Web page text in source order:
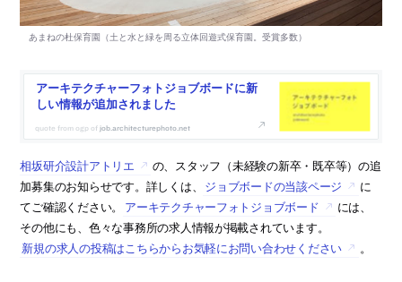
アーキテクチャーフォトジョブボードに新
しい情報が追加されました
job.architecturephoto.net
相坂研介設計アトリエ
の、スタッフ（未経験の新卒・既卒等）の追
加募集のお知らせです。詳しくは、
ジョブボードの当該ページ
に
てご確認ください。
アーキテクチャーフォトジョブボード
には、
その他にも、色々な事務所の求人情報が掲載されています。
新規の求人の投稿はこちらからお気軽にお問い合わせください
。